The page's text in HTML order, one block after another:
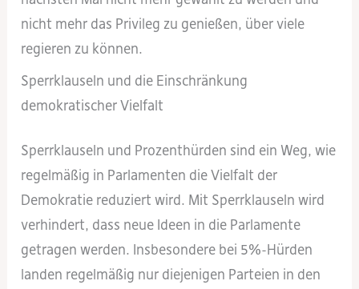
nicht mehr das Privileg zu genießen, über viele
regieren zu können.
Sperrklauseln und die Einschränkung
demokratischer Vielfalt
Sperrklauseln und Prozenthürden sind ein Weg, wie
regelmäßig in Parlamenten die Vielfalt der
Demokratie reduziert wird. Mit Sperrklauseln wird
verhindert, dass neue Ideen in die Parlamente
getragen werden. Insbesondere bei 5%-Hürden
landen regelmäßig nur diejenigen Parteien in den